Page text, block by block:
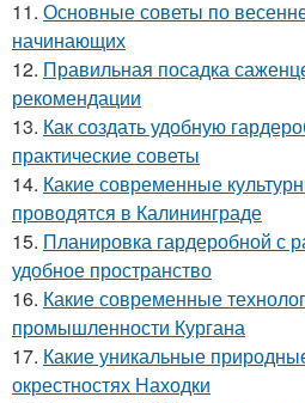
11. Основные советы по
начинающих
12. Правильная посадка
рекомендации
13. Как создать удобную
практические советы
14. Какие современные
проводятся в Калининграде
15. Планировка гардеробной с
удобное пространство
16. Какие современные
промышленности Кургана
17. Какие уникальные
окрестностях Находки